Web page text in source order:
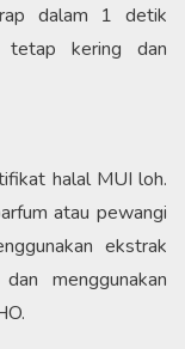
dalam 1 detik
tetap kering dan
halal MUI loh.
atau pewangi
ekstrak
menggunakan